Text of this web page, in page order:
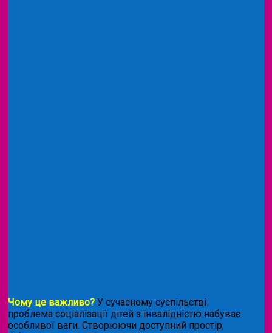
Чому це важливо? У сучасному суспільстві
проблема соціалізації дітей з інвалідністю набуває
особливої ваги. Створюючи доступний простір,